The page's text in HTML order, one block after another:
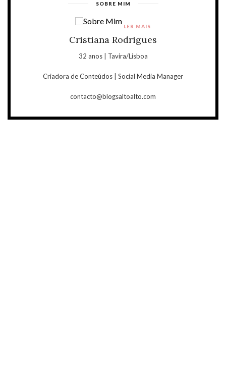
SOBRE MIM
Cristiana Rodrigues
32 anos | Tavira/Lisboa
Criadora de Conteúdos | Social Media Manager
contacto@blogsaltoalto.com
LER MAIS